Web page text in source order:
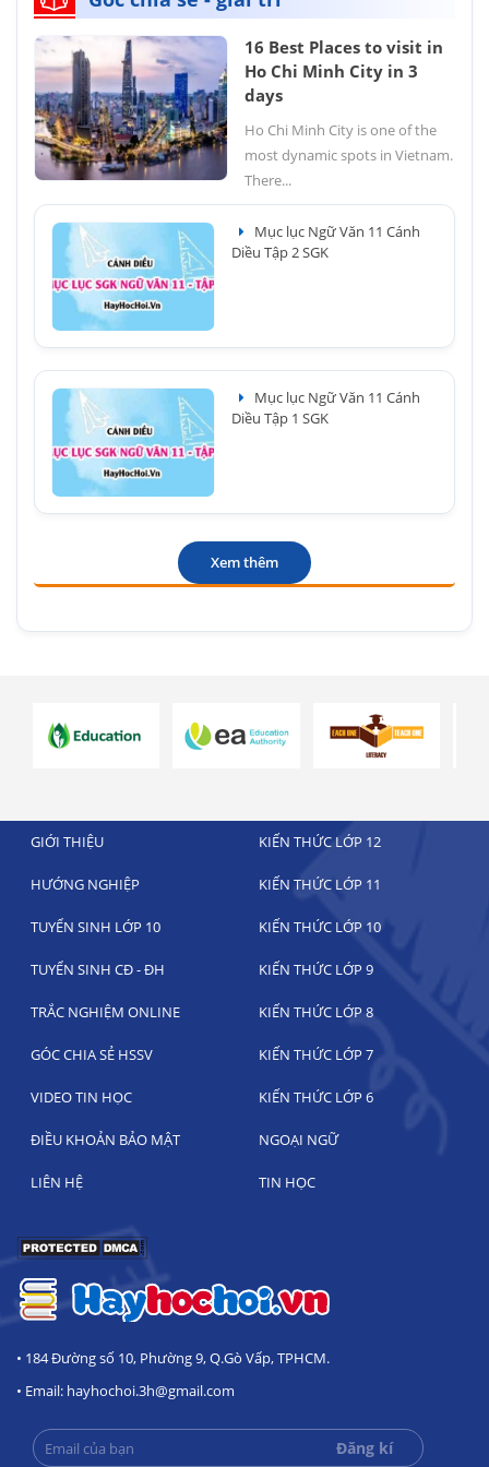
16 Best Places to visit in
Ho Chi Minh City in 3
days
Ho Chi Minh City is one of the
most dynamic spots in Vietnam.
There...
Mục lục Ngữ Văn 11 Cánh
Diều Tập 2 SGK
Mục lục Ngữ Văn 11 Cánh
Diều Tập 1 SGK
Xem thêm
GIỚI THIỆU KIẾN THỨC LỚP 12
HƯỚNG NGHIỆP KIẾN THỨC LỚP 11
TUYỂN SINH LỚP 10 KIẾN THỨC LỚP 10
TUYỂN SINH CĐ - ĐH KIẾN THỨC LỚP 9
TRẮC NGHIỆM ONLINE KIẾN THỨC LỚP 8
GÓC CHIA SẺ HSSV KIẾN THỨC LỚP 7
VIDEO TIN HỌC KIẾN THỨC LỚP 6
ĐIỀU KHOẢN BẢO MẬT NGOẠI NGỮ
LIÊN HỆ TIN HỌC
• 184 Đường số 10, Phường 9, Q.Gò Vấp, TPHCM.
• Email: hayhochoi.3h@gmail.com